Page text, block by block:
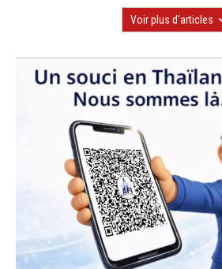
Voir plus d'articles